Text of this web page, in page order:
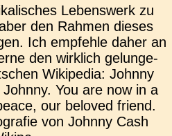
Lebens­werk zu
den Rahmen dieses
Ich emp­feh­le daher an
den wirk­lich gelun­ge­
Wiki­pe­dia: Johnny
You are now in a
our bel­oved friend.
von Johnny Cash